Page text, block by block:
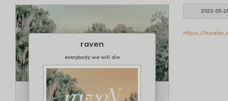
2023-03-
raven
everybody we will die
https://